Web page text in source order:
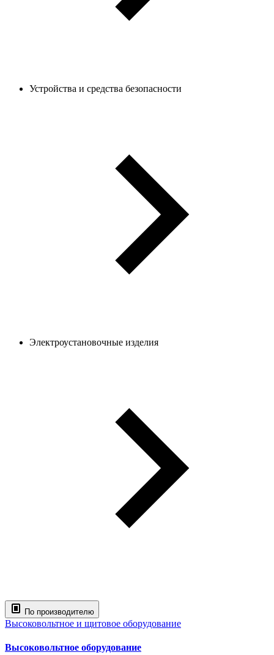
Устройства и средства безопасности
Электроустановочные изделия
По производителю
Высоковольтное и щитовое оборудование
Высоковольтное оборудование